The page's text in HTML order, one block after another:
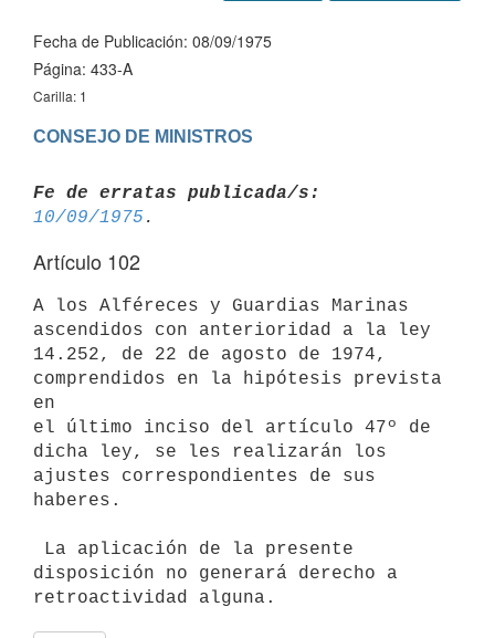
Fecha de Publicación: 08/09/1975
Página: 433-A
Carilla: 1
CONSEJO DE MINISTROS
Fe de erratas publicada/s:
10/09/1975
Artículo 102
A los Alféreces y Guardias Marinas
ascendidos con anterioridad a la ley
14.252, de 22 de agosto de 1974,
comprendidos en la hipótesis prevista
en
el último inciso del artículo 47º de
dicha ley, se les realizarán los
ajustes correspondientes de sus
haberes.
disposición no generará derecho a